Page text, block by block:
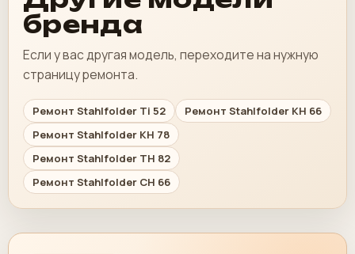
бренда
Если у вас другая модель, переходите на нужную
страницу ремонта.
Ремонт Stahlfolder Ti 52
Ремонт Stahlfolder KH 66
Ремонт Stahlfolder KH 78
Ремонт Stahlfolder TH 82
Ремонт Stahlfolder CH 66